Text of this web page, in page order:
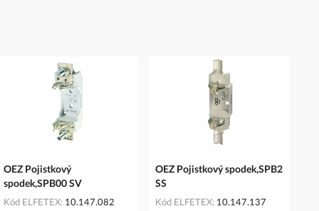
OEZ Pojistkový
spodek,SPB00 SV
Kód ELFETEX 10.147.082
OEZ Pojistkový spodek,SPB2
SS
Kód ELFETEX 10.147.137